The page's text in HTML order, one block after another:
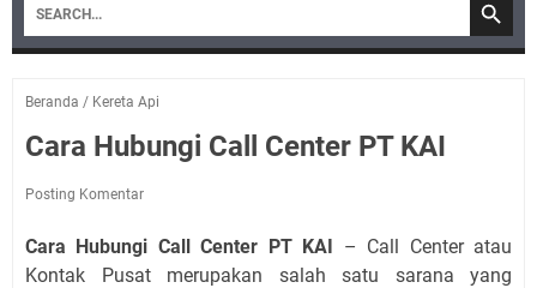
Beranda / Kereta Api
Cara Hubungi Call Center PT KAI
Posting Komentar
Cara Hubungi Call Center PT KAI – Call Center atau
Kontak Pusat merupakan salah satu sarana yang